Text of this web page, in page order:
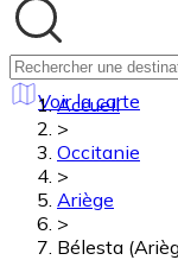
Voir la carte
Accueil
>
Occitanie
>
Ariège
>
Bélesta